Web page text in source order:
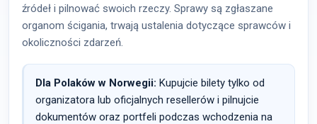
źródeł i pilnować swoich rzeczy. Sprawy są zgłaszane
organom ścigania, trwają ustalenia dotyczące sprawców i
okoliczności zdarzeń.
Dla Polaków w Norwegii: Kupujcie bilety tylko od
organizatora lub oficjalnych resellerów i pilnujcie
dokumentów oraz portfeli podczas wchodzenia na